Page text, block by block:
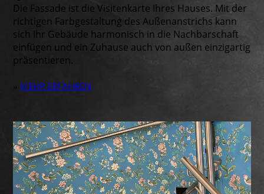
Die Fassade ist die Visitenkarte Ihres Hauses. Mit der
richtigen Farbgestaltung des Außenanstrichs kann
sich Ihr Gebäude harmonisch in die Nach­bar­schaft
einfügen und ein Zuhause auch von außen einzigartig
präsentieren.
» MEHR ERFAHREN